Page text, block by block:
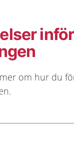
inför
om hur du